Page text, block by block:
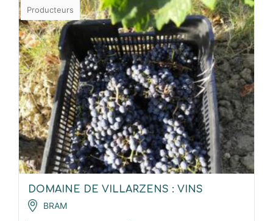
Producteurs
DOMAINE DE VILLARZENS : VINS
BRAM